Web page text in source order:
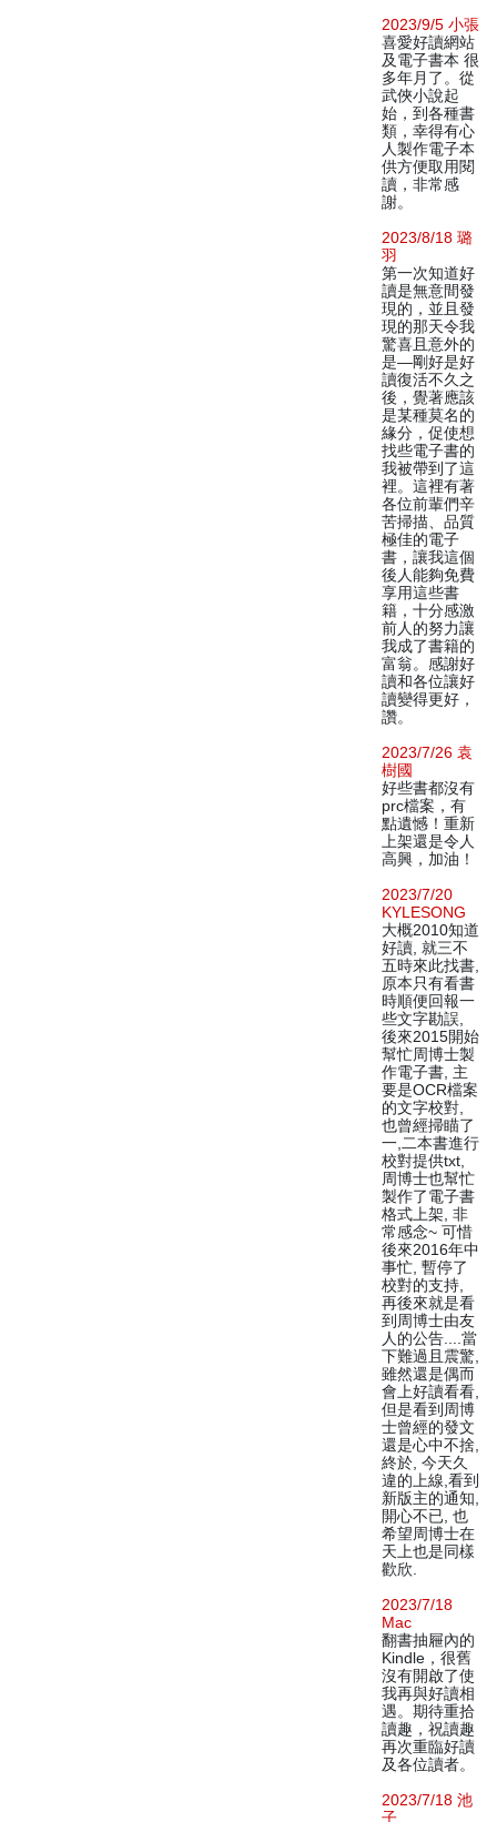
2023/9/5 小張
喜愛好讀網站
及電子書本 很
多年月了。從
武俠小說起
始，到各種書
類，幸得有心
人製作電子本
供方便取用閱
讀，非常感
謝。
2023/8/18 璐
羽
第一次知道好
讀是無意間發
現的，並且發
現的那天令我
驚喜且意外的
是—剛好是好
讀復活不久之
後，覺著應該
是某種莫名的
緣分，促使想
找些電子書的
我被帶到了這
裡。這裡有著
各位前輩們辛
苦掃描、品質
極佳的電子
書，讓我這個
後人能夠免費
享用這些書
籍，十分感激
前人的努力讓
我成了書籍的
富翁。感謝好
讀和各位讓好
讀變得更好，
讚。
2023/7/26 袁
樹國
好些書都沒有
prc檔案，有
點遺憾！重新
上架還是令人
高興，加油！
2023/7/20
KYLESONG
大概2010知道
好讀, 就三不
五時來此找書,
原本只有看書
時順便回報一
些文字勘誤,
後來2015開始
幫忙周博士製
作電子書, 主
要是OCR檔案
的文字校對,
也曾經掃瞄了
一,二本書進行
校對提供txt,
周博士也幫忙
製作了電子書
格式上架, 非
常感念~ 可惜
後來2016年中
事忙, 暫停了
校對的支持,
再後來就是看
到周博士由友
人的公告....當
下難過且震驚,
雖然還是偶而
會上好讀看看,
但是看到周博
士曾經的發文
還是心中不捨,
終於, 今天久
違的上線,看到
新版主的通知,
開心不已, 也
希望周博士在
天上也是同樣
歡欣.
2023/7/18
Mac
翻書抽屜內的
Kindle，很舊
沒有開啟了使
我再與好讀相
遇。期待重拾
讀趣，祝讀趣
再次重臨好讀
及各位讀者。
2023/7/18 池
子